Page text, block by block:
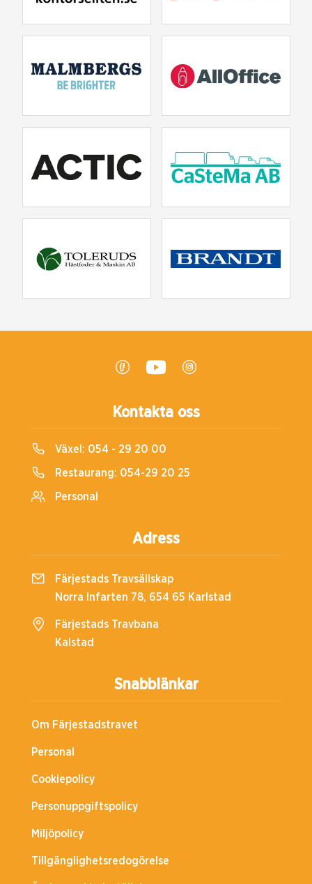
Snabblänkar
Om Färjestadstravet
Personal
Cookiepolicy
Personuppgiftspolicy
Miljöpolicy
Tillgänglighetsredogörelse
Kontakta oss
Växel: 054 - 29 20 00
Restaurang: 054-29 20 25
Personal
Adress
Färjestads Travsällskap
Norra Infarten 78, 654 65 Karlstad
Färjestads Travbana
Kalstad